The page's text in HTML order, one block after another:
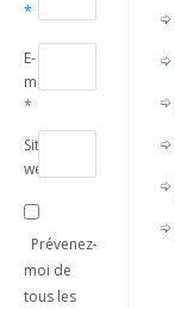
*
E-
mail
*
Site
web
Prévenez-
moi de
tous les